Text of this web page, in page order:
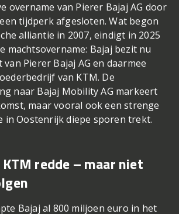
overname van Pierer Bajaj AG door
tijdperk afgesloten. Wat begon
alliantie in 2007, eindigt in 2025
machtsovername: Bajaj bezit nu
Pierer Bajaj AG en daarmee
van KTM. De
naar Bajaj Mobility AG markeert
maar vooral ook een strenge
in Oostenrijk diepe sporen trekt.
KTM redde – maar niet
Bajaj al 800 miljoen euro in het